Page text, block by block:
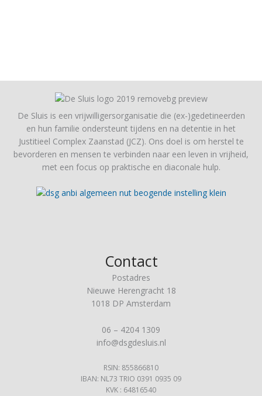
De Sluis is een vrijwilligersorganisatie die (ex-)gedetineerden
en hun familie ondersteunt tijdens en na detentie in het
Justitieel Complex Zaanstad (JCZ). Ons doel is om herstel te
bevorderen en mensen te verbinden naar een leven in vrijheid,
met een focus op praktische en diaconale hulp​.
Contact
Postadres
Nieuwe Herengracht 18
1018 DP Amsterdam
06 – 4204 1309
info@dsgdesluis.nl
RSIN: 855866810
IBAN: NL73 TRIO 0391 0935 09
KVK : 64816540